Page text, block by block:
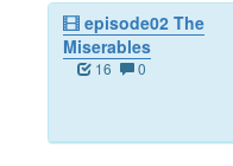
episode02 The
Miserables
16 0